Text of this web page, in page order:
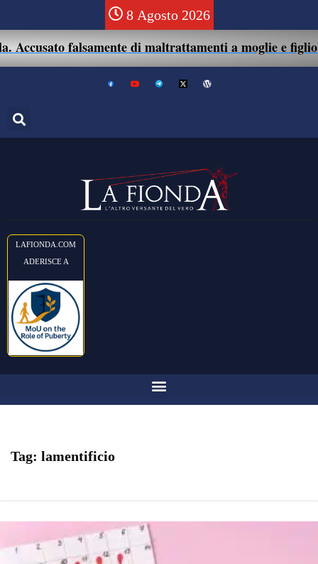
8 Agosto 2026
falsamente di maltrattamenti a moglie e figlio:
LAFIONDA.COM
ADERISCE A
Tag: lamentificio